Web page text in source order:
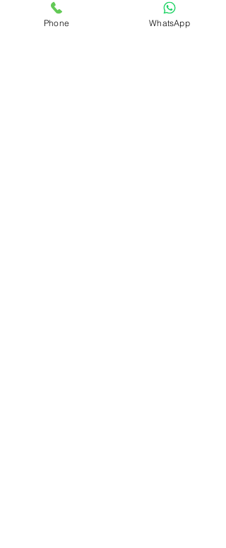
שעות פתיחה
ההגעה למועדון היא בתיאום מראש בלבד:Phone WhatsApp